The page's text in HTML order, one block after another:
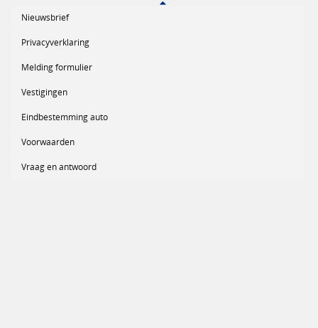
Nieuwsbrief
Privacyverklaring
Melding formulier
Vestigingen
Eindbestemming auto
Voorwaarden
Vraag en antwoord